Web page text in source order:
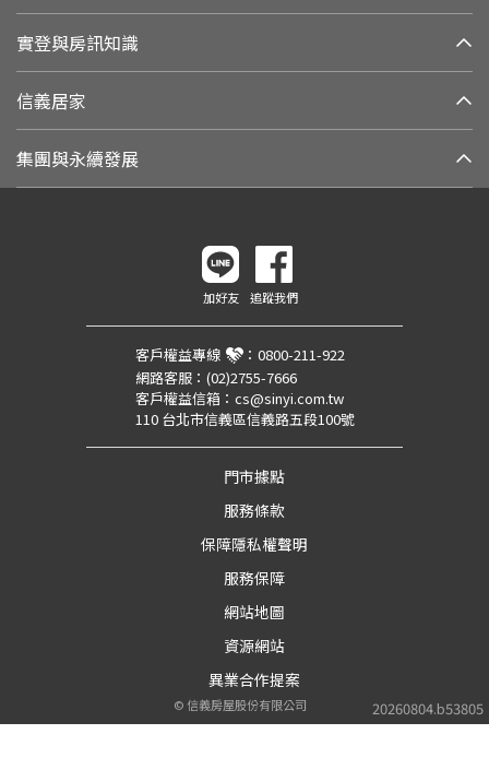
實登與房訊知識
信義居家
集團與永續發展
20260804.b53805
加好友 追蹤我們
客戶權益專線 ： 0800-211-922
網路客服： (02)2755-7666
客戶權益信箱： cs@sinyi.com.tw
110 台北市信義區信義路五段100號
門市據點
服務條款
保障隱私權聲明
服務保障
網站地圖
資源網站
異業合作提案
©信義房屋股份有限公司